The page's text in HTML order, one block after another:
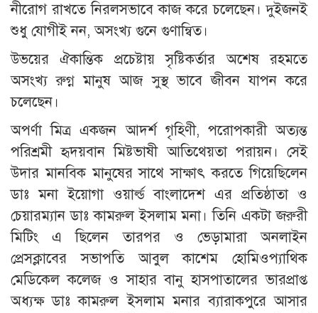
নীরোগ রাখতে নিরলসভাবে কাজ করে চলেছেন। দুইজনই
শুধু যোগীই নন, অসংখ্য গুনে গুণান্বিত।
উভয়ের ঐকান্তিক প্রচেষ্টায় সৃষ্টিকর্তার অশেষ রহমতে
অসংখ্য রুগ্ন মানুষ আজ সুস্থ ভাবে জীবন যাপন করে
চলেছেন।
অপর্ণা মিত্র একজন আদর্শ গৃহিণী, পরোপকারী অত্যন্ত
পরিশ্রমী হৃদয়বান মিষ্টভাষী আতিথেয়তা পরায়ন। সেই
উদার মানবিক মানুষের সাথে সাক্ষাৎ করতে গিয়েছিলেন
ডাঃ মনা ইয়োগা ওয়ার্ল্ড বাংলাদেশ এর প্রতিষ্ঠাতা ও
চেয়ারম্যান ডাঃ কামরুল ইসলাম মনা। তিনি একটা জরুরী
মিটিং এ ছিলেন তারপর ও ভেড়ামারা অনলাইন
প্রেসক্লাবের সভাপতি আবুল কাশেম হোমিওপ্যাথিক
মেডিকেল কলেজ ও সাহার বানু হাসপাতালের ভারপ্রাপ্ত
অধ্যক্ষ ডাঃ কামরুল ইসলাম মনার ব্যারাকপুরে আসার